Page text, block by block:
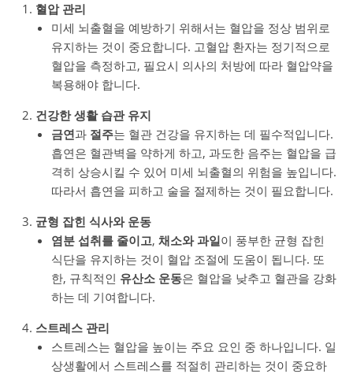
혈압 관리
미세 뇌출혈을 예방하기 위해서는 혈압을 정상 범위로
유지하는 것이 중요합니다. 고혈압 환자는 정기적으로
혈압을 측정하고, 필요시 의사의 처방에 따라 혈압약을
복용해야 합니다.
건강한 생활 습관 유지
금연과 절주는 혈관 건강을 유지하는 데 필수적입니다.
흡연은 혈관벽을 약하게 하고, 과도한 음주는 혈압을 급
격히 상승시킬 수 있어 미세 뇌출혈의 위험을 높입니다.
따라서 흡연을 피하고 술을 절제하는 것이 필요합니다.
균형 잡힌 식사와 운동
염분 섭취를 줄이고, 채소와 과일이 풍부한 균형 잡힌
식단을 유지하는 것이 혈압 조절에 도움이 됩니다. 또
한, 규칙적인 유산소 운동은 혈압을 낮추고 혈관을 강화
하는 데 기여합니다.
스트레스 관리
스트레스는 혈압을 높이는 주요 요인 중 하나입니다. 일
상생활에서 스트레스를 적절히 관리하는 것이 중요하